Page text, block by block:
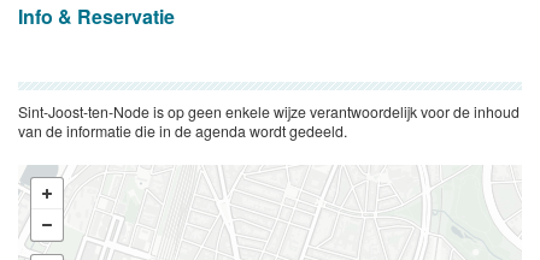
Info & Reservatie
Sint-Joost-ten-Node is op geen enkele wijze verantwoordelijk voor de inhoud
van de informatie die in de agenda wordt gedeeld.